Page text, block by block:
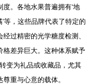
。各地水果普遍拥有‘地
’等，这些品牌代表了特定的
过精密的光学糖度检测、
格差异巨大。这种体系赋予
变为礼品或收藏品，尤其
重与心意的载体。